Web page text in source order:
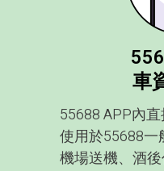
車
55688 APP內
使用於55688一
機場送機、酒後